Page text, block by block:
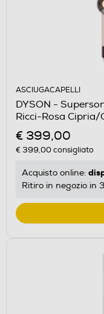
ASCIUGACAPELLI
DYSON -
Ricci-Rosa Cipria/
€ 399,00
€ 399,00consigliato
Acquisto online:
Ritiro in negozio in